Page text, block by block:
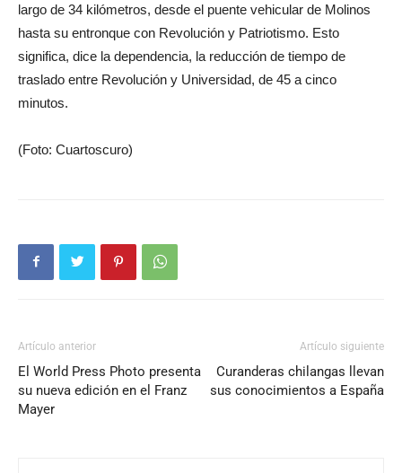
largo de 34 kilómetros, desde el puente vehicular de Molinos
hasta su entronque con Revolución y Patriotismo. Esto
significa, dice la dependencia, la reducción de tiempo de
traslado entre Revolución y Universidad, de 45 a cinco
minutos.
(Foto: Cuartoscuro)
Artículo anterior
El World Press Photo presenta
su nueva edición en el Franz
Mayer
Artículo siguiente
Curanderas chilangas llevan
sus conocimientos a España